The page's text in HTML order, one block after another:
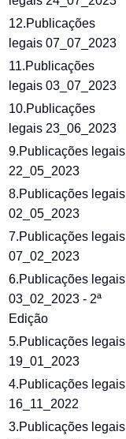
12.Publicações
legais 07_07_2023
11.Publicações
legais 03_07_2023
10.Publicações
legais 23_06_2023
9.Publicações legais
22_05_2023
8.Publicações legais
02_05_2023
7.Publicações legais
07_02_2023
6.Publicações legais
03_02_2023 - 2ª
Edição
5.Publicações legais
19_01_2023
4.Publicações legais
16_11_2022
3.Publicações legais